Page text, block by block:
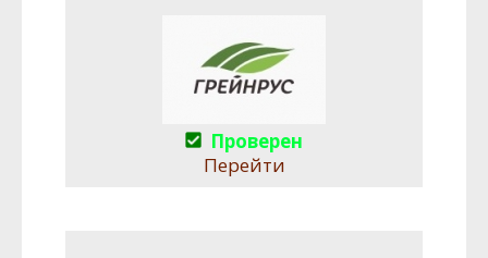
Проверен
Перейти